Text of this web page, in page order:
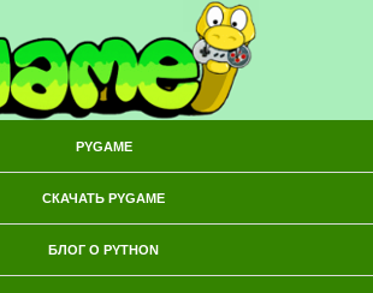
PYGAME
СКАЧАТЬ PYGAME
БЛОГ О PYTHON